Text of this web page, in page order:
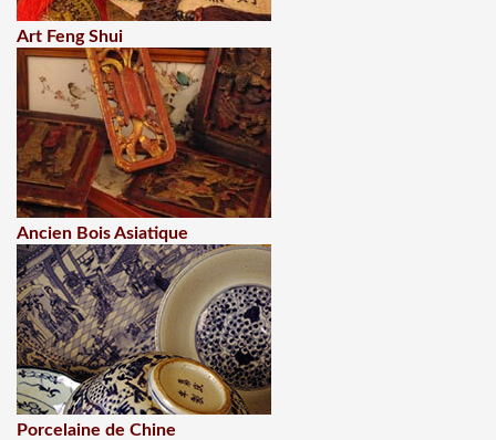
Art Feng Shui
Ancien Bois Asiatique
Porcelaine de Chine